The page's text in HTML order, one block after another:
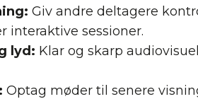
Giv andre deltagere
interaktive sessioner.
lyd: Klar og skarp
Optag møder til senere